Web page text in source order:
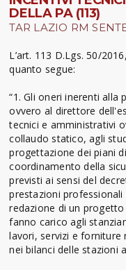
DELLA PA (113)
TAR LAZIO RM
L’art. 113 D.Lgs. 50/
quanto segue:
“1. Gli oneri inerenti alla
ovvero al direttore
tecnici e amministrativi
collaudo statico, agli
progettazione dei piani
coordinamento della
previsti ai sensi del
prestazioni professionali
redazione di un
fanno carico agli
lavori, servizi e forniture
nei bilanci delle stazioni